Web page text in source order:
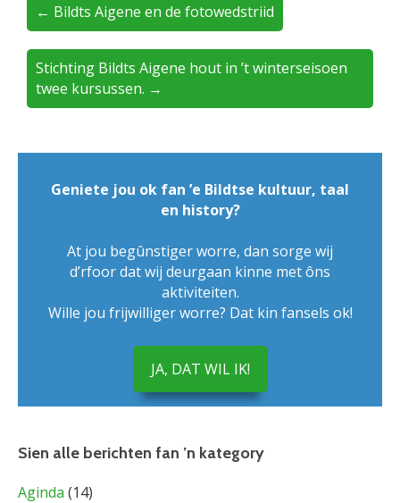
← Bildts Aigene en de fotowedstriid
Stichting Bildts Aigene hout in ’t winterseisoen
twee kursussen. →
Geniete jou ok fan ’e Bildtse kultuur, taal
en history?
At jou begûnstiger worre, dan sorge wij
d’rfoor dat wij deurgaan kinne met ôns
aktiviteiten.
Wille jou frijwilliger worre? Dat kin fansels ok!
JA, DAT WIL IK!
Sien alle berichten fan ’n kategory
Aginda (14)